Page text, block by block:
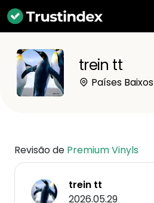
trein tt
Países Baixos
Revisão de Premium Vinyls
trein tt
2026.05.29